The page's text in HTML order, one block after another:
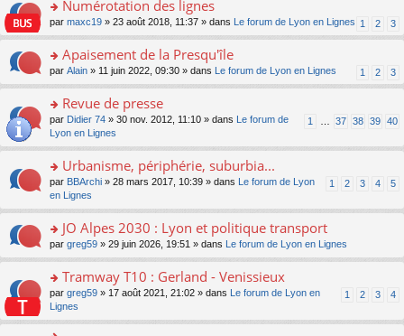
c
e
nt
le
u
ré
c
e
n
o
n
lu
pl
s
ré
e
s
s
e
n
o
n
le
pl
s
ré
c
e
er
le
m
e
s
g
e
n
o
n
le
s
ré
c
nt
o
n
ult
er
le
m
e
s
g
e
n
o
n
le
u
s
ré
c
e
Numérotation des lignes
1 2 3
par maxc19 » 23 août 2018, 11:37 » dans Le forum de Lyon en Lignes
o
n
ult
er
le
m
e
s
s
e
n
o
n
le
Apaisement de la Presqu'île
1 2 3
par Alain » 11 juin 2022, 09:30 » dans Le forum de Lyon en Lignes
o
s
er
le
m
e
s
s
e
n
o
n
Revue de presse
1 37 38 39 40
par Didier 74 » 30 nov. 2012, 11:10 » dans
Le forum de
Lyon en Lignes
o
n
s
er
le
m
e
s
s
g
Urbanisme, périphérie, suburbia...
1 2 3 4 5
par BBArchi » 28 mars 2017, 10:39 » dans
Le forum de Lyon
en Lignes
o
n
ult
er
le
m
JO Alpes 2030 : Lyon et politique transport
par greg59 » 29 juin 2026, 19:51 » dans Le forum de Lyon en Lignes
o
s
ult
Tramway T10 : Gerland - Venissieux
1 2 3 4
par greg59 » 17 août 2021, 21:02 » dans
Le forum de Lyon en
Lignes